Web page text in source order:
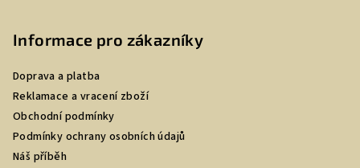
Informace pro zákazníky
Doprava a platba
Reklamace a vracení zboží
Obchodní podmínky
Podmínky ochrany osobních údajů
Náš příběh